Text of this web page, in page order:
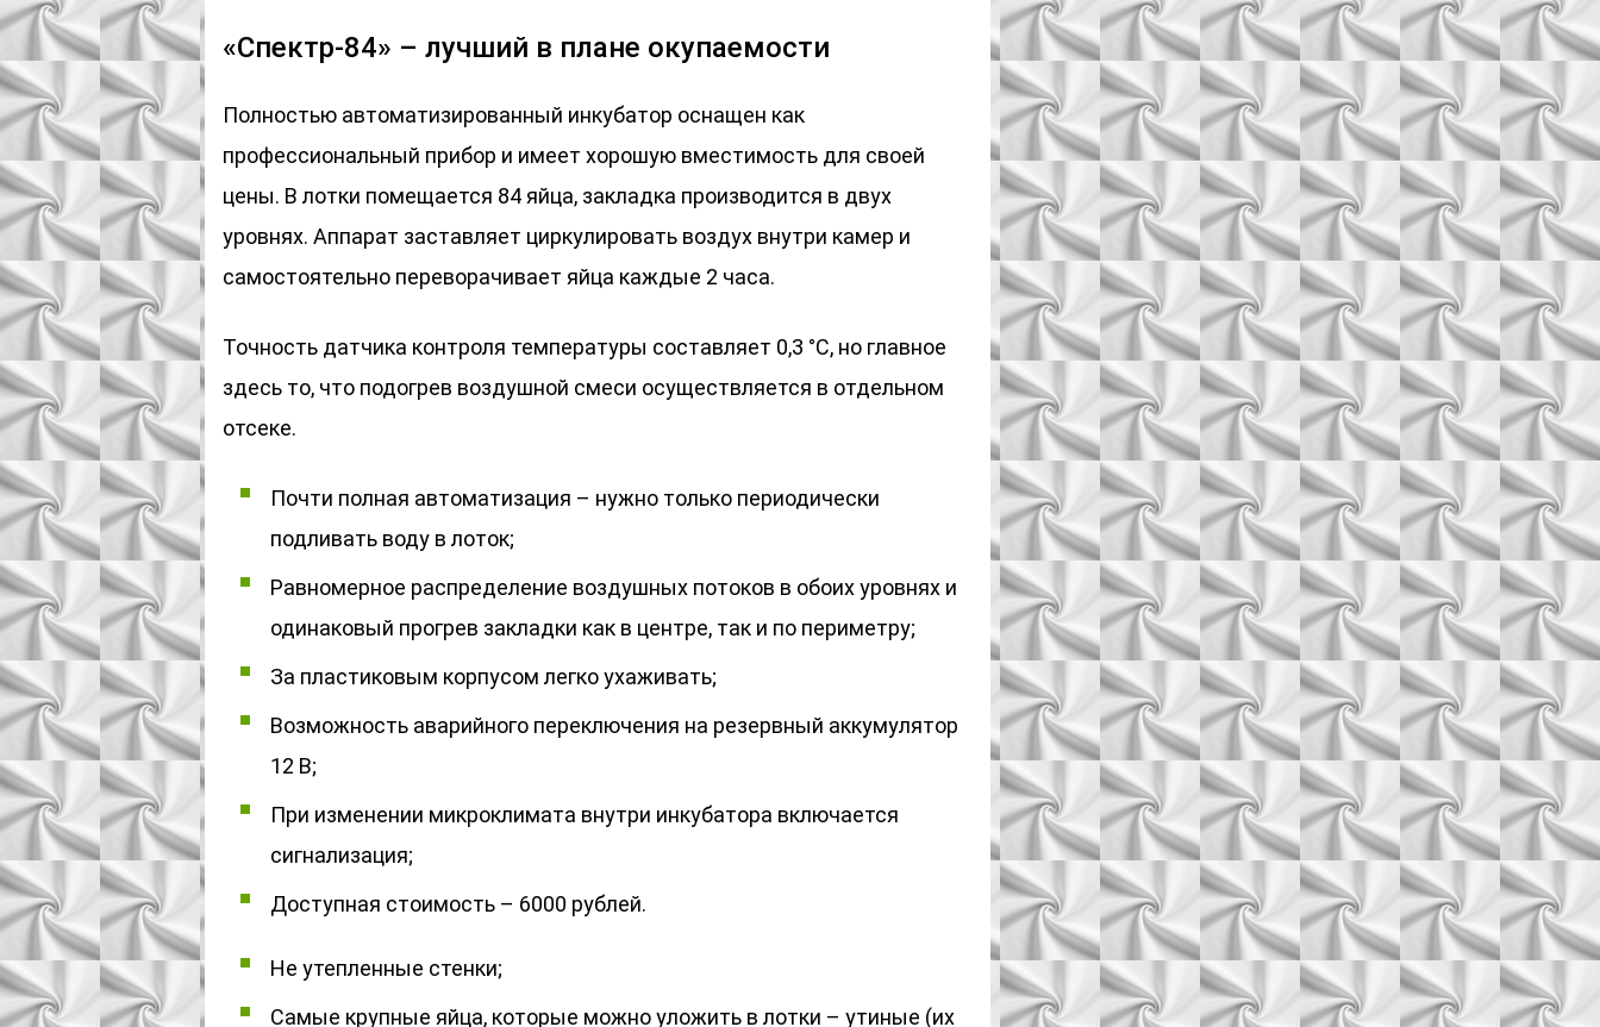
«Спектр-84» – лучший в плане окупаемости
Полностью автоматизированный инкубатор оснащен как
профессиональный прибор и имеет хорошую вместимость для своей
цены. В лотки помещается 84 яйца, закладка производится в двух
уровнях. Аппарат заставляет циркулировать воздух внутри камер и
самостоятельно переворачивает яйца каждые 2 часа.
Точность датчика контроля температуры составляет 0,3 °С, но главное
здесь то, что подогрев воздушной смеси осуществляется в отдельном
отсеке.
Почти полная автоматизация – нужно только периодически
подливать воду в лоток;
Равномерное распределение воздушных потоков в обоих уровнях и
одинаковый прогрев закладки как в центре, так и по периметру;
За пластиковым корпусом легко ухаживать;
Возможность аварийного переключения на резервный аккумулятор
12 В;
При изменении микроклимата внутри инкубатора включается
сигнализация;
Доступная стоимость – 6000 рублей.
Не утепленные стенки;
Самые крупные яйца, которые можно уложить в лотки – утиные (их